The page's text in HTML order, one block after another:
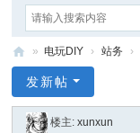
玩
» 电玩DIY › 站务 ›
发新帖
楼主:xunxun